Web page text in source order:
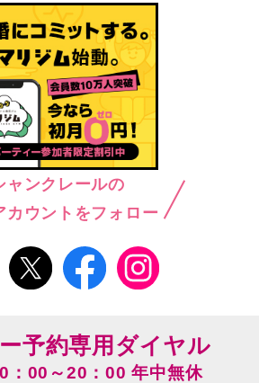
ャンクレールの
カウントをフォロー
予約専用ダイヤル
：00～20：00 年中無休